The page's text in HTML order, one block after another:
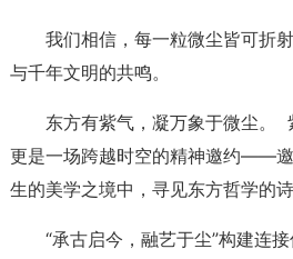
我们相信，每一粒微尘皆可折
与千年文明的共鸣。
东方有紫气，凝万象于微尘。
更是一场跨越时空的精神邀约——
生的美学之境中，寻见东方哲学的诗
“承古启今，融艺于尘”构建连